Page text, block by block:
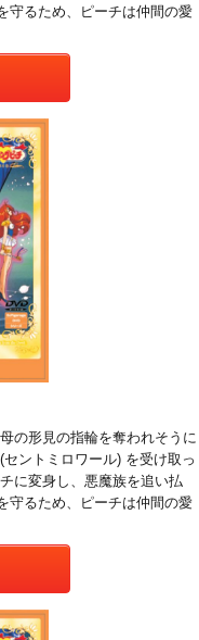
守るため、ピーチは仲間の愛
の形見の指輪を奪われそうに
ントミロワール) を受け取っ
に変身し、悪魔族を追い払
守るため、ピーチは仲間の愛